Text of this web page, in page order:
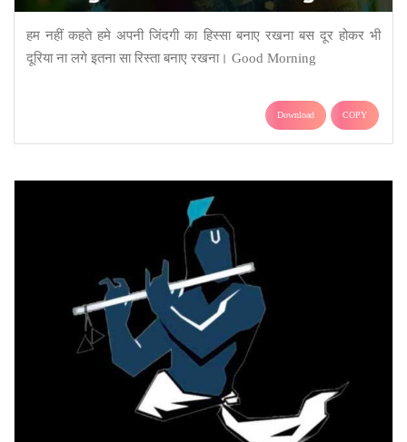
हम नहीं कहते हमे अपनी जिंदगी का हिस्सा बनाए रखना बस दूर होकर भी
दूरिया ना लगे इतना सा रिस्ता बनाए रखना। Good Morning
Download COPY